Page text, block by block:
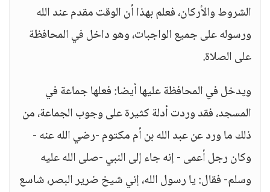
الشروط والأركان، فعلم بهذا أن الوقت مقدم عند الله
ورسوله على جميع الواجبات، وهو داخل في المحافظة
على الصلاة.
ويدخل في المحافظة عليها أيضا: فعلها جماعة في
المسجد، فقد وردت أدلة كثيرة على وجوب الجماعة، من
ذلك ما ورد عن عبد الله بن أم مكتوم -رضي الله عنه -
وكان رجل أعمى - إنه جاء إلى النبي -صلى الله عليه
وسلم- فقال: يا رسول الله، إني شيخ ضرير البصر، شاسع